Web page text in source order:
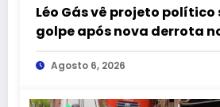
Léo Gás vê projeto político
golpe após nova derrota
Agosto 6, 2026